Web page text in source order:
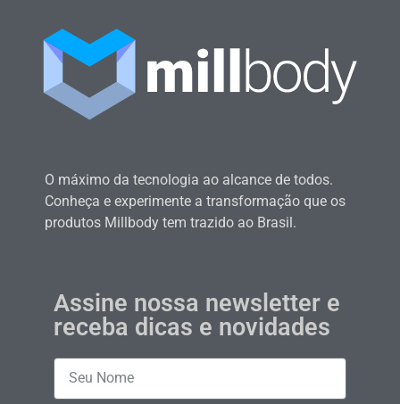
O máximo da tecnologia ao alcance de todos.
Conheça e experimente a transformação que os
produtos Millbody tem trazido ao Brasil.
Assine nossa newsletter e
receba dicas e novidades